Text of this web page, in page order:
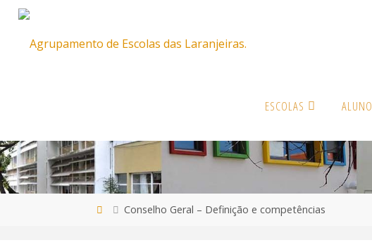
content
ESCOLAS
HomeConselho Geral – Definição e competências